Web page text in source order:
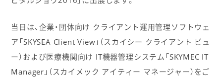
当日は、企業・団体向け クライアント運用管理ソフトウェ
ア「SKYSEA Client View」（スカイシー クライアント ビュ
ー）および医療機関向け IT機器管理システム「SKYMEC IT
Manager」（スカイメック アイティー マネージャー）をご